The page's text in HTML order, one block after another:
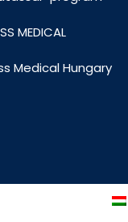
MEDICAL
Medical Hungary